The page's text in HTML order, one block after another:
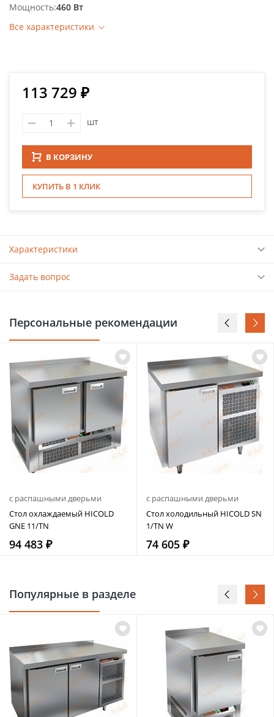
Мощность 460 Вт
Все характеристики
113 729 ₽
шт
В КОРЗИНУ
КУПИТЬ В 1 КЛИК
Характеристики
Задать вопрос
Персональные рекомендации
с распашными дверьми
Стол охлаждаемый HICOLD
GNE 11/TN
94 483 ₽
с распашными дверьми
Стол холодильный HICOLD SN
1/TN W
74 605 ₽
Популярные в разделе